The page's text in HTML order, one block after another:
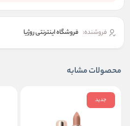
فروشنده: فروشگاه اینترنتی روژیا
محصولات مشابه
جدید